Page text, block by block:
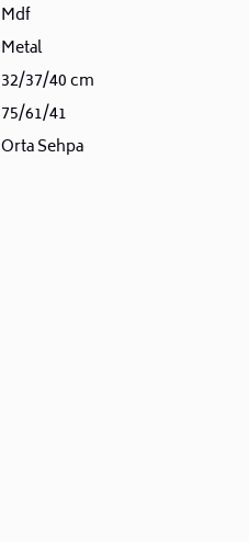
Mdf
Metal
32/37/40 cm
75/61/41
Orta Sehpa